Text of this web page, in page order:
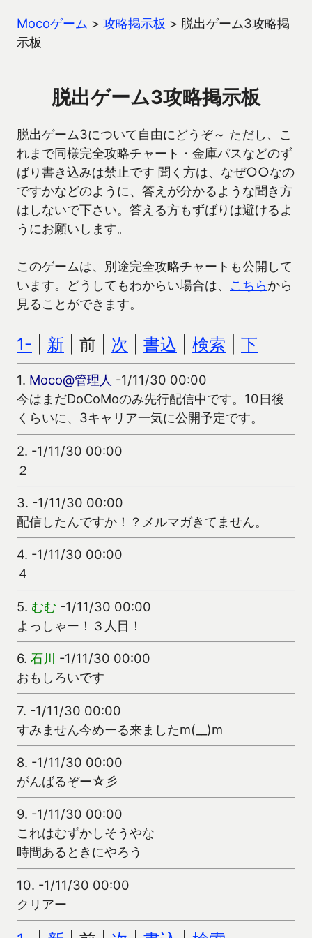
Mocoゲーム > 攻略掲示板 > 脱出ゲーム3攻略掲
示板
脱出ゲーム3攻略掲示板
脱出ゲーム3について自由にどうぞ～ ただし、こ
れまで同様完全攻略チャート・金庫パスなどのず
ばり書き込みは禁止です 聞く方は、なぜ○○なの
ですかなどのように、答えが分かるような聞き方
はしないで下さい。答える方もずばりは避けるよ
うにお願いします。
このゲームは、別途完全攻略チャートも公開して
います。どうしてもわからい場合は、 こちらから
見ることができます。
1- 新 | 前 | 次 書込 検索 下
1. Moco@管理人 -1/11/30 00:00
今はまだDoCoMoのみ先行配信中です。10日後
くらいに、3キャリア一気に公開予定です。
2. -1/11/30 00:00
２
3. -1/11/30 00:00
配信したんですか！？メルマガきてません。
4. -1/11/30 00:00
４
5. むむ -1/11/30 00:00
よっしゃー！３人目！
6. 石川 -1/11/30 00:00
おもしろいです
7. -1/11/30 00:00
すみません今めーる来ましたm(__)m
8. -1/11/30 00:00
がんばるぞー☆彡
9. -1/11/30 00:00
これはむずかしそうやな
時間あるときにやろう
10. -1/11/30 00:00
クリアー